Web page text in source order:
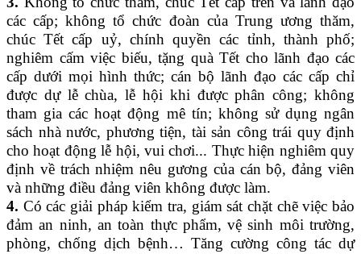
các cấp; không tổ chức đoàn của Trung ương thăm,
chúc Tết cấp uỷ, chính quyền các tỉnh, thành phố;
nghiêm cấmviệc biếu, tặng quà Tết cho lãnh đạo các
cấp dưới mọi hình thức; cán bộ lãnh đạo các cấp chỉ
được dự lễ chùa, lễ hội khi được phân công; không
tham gia các hoạt động mê tín; không sử dụng ngân
sách nhà nước, phương tiện, tài sản công trái quy định
cho hoạt động lễ hội, vui chơi... Thực hiện nghiêm quy
định về trách nhiệm nêu gương của cán bộ, đảng viên
và những điều đảng viên không được làm.
4. Có các giải pháp kiểm tra, giám sátchặt chẽviệc bảo
đảman ninh, an toàn thực phẩm, vệ sinh môi trường,
phòng, chống dịch bệnh… Tăng cường công tác dự